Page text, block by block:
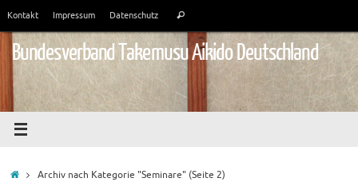
springen
Kontakt Impressum Datenschutz Suchen
Bundesverband Takemusu Aikido Deutschland
StartArchiv nach Kategorie "Seminare"(Seite 2)